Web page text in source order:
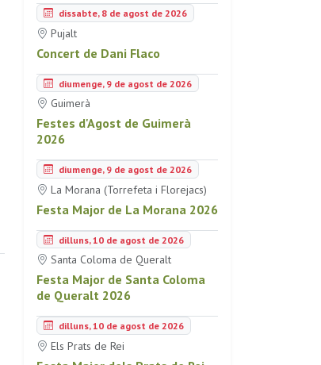
dissabte, 8 de agost de 2026
Pujalt
Concert de Dani Flaco
diumenge, 9 de agost de 2026
Guimerà
Festes d'Agost de Guimerà
2026
diumenge, 9 de agost de 2026
La Morana (Torrefeta i Florejacs)
Festa Major de La Morana 2026
dilluns, 10 de agost de 2026
Santa Coloma de Queralt
Festa Major de Santa Coloma
de Queralt 2026
dilluns, 10 de agost de 2026
Els Prats de Rei